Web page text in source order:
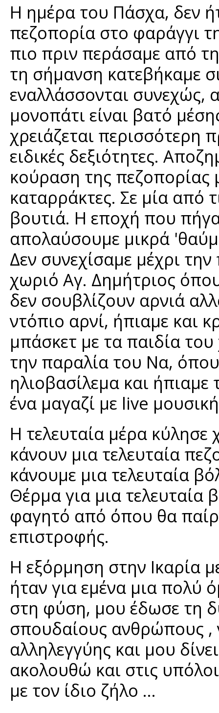
Η ημέρα του Πάσχα, δεν
πεζοπορία στο φαράγγι
πιο πριν περάσαμε από
τη σήμανση κατεβήκαμε
εναλλάσσονται συνεχώς,
μονοπάτι είναι βατό
χρειάζεται περισσότερη
ειδικές δεξιότητες.
κούραση της πεζοπορίας
καταρράκτες. Σε μία από
βουτιά. Η εποχή που
απολαύσουμε μικρά
Δεν συνεχίσαμε μέχρι
χωριό Αγ. Δημήτριος
δεν σουβλίζουν αρνιά
ντόπιο αρνί, ήπιαμε και
μπάσκετ με τα παιδία
την παραλία του Να,
ηλιοβασίλεμα και
ένα μαγαζί με live
Η τελευταία μέρα
κάνουν μια τελευταία
κάνουμε μια τελευταία
Θέρμα για μια τελευταία
φαγητό από όπου θα
επιστροφής.
Η εξόρμηση στην Ικαρία
ήταν για εμένα μια πολύ
στη φύση, μου έδωσε τη
σπουδαίους ανθρώπους ,
αλληλεγγύης και μου
ακολουθώ και στις
με τον ίδιο ζήλο …